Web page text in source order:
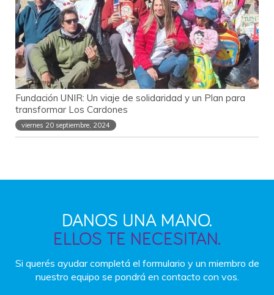
Fundación UNIR: Un viaje de solidaridad y un Plan para
transformar Los Cardones
viernes 20 septiembre, 2024
DANOS UNA MANO.
ELLOS TE NECESITAN.
Si querés ayudar completá el formulario y un miembro de
nuestro equipo se pondrá en contacto con vos.